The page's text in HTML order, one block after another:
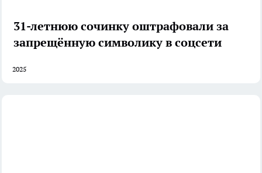
31-летнюю сочинку оштрафовали за
запрещённую символику в соцсети
2025